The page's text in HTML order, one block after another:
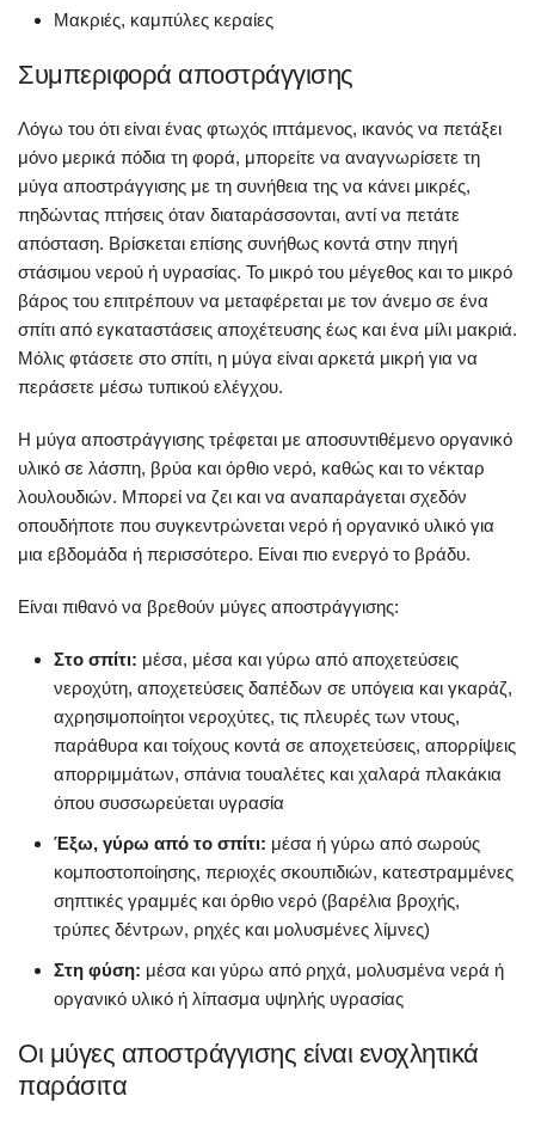
Μακριές, καμπύλες κεραίες
Συμπεριφορά αποστράγγισης
Λόγω του ότι είναι ένας φτωχός ιπτάμενος, ικανός να πετάξει
μόνο μερικά πόδια τη φορά, μπορείτε να αναγνωρίσετε τη
μύγα αποστράγγισης με τη συνήθεια της να κάνει μικρές,
πηδώντας πτήσεις όταν διαταράσσονται, αντί να πετάτε
απόσταση. Βρίσκεται επίσης συνήθως κοντά στην πηγή
στάσιμου νερού ή υγρασίας. Το μικρό του μέγεθος και το μικρό
βάρος του επιτρέπουν να μεταφέρεται με τον άνεμο σε ένα
σπίτι από εγκαταστάσεις αποχέτευσης έως και ένα μίλι μακριά.
Μόλις φτάσετε στο σπίτι, η μύγα είναι αρκετά μικρή για να
περάσετε μέσω τυπικού ελέγχου.
Η μύγα αποστράγγισης τρέφεται με αποσυντιθέμενο οργανικό
υλικό σε λάσπη, βρύα και όρθιο νερό, καθώς και το νέκταρ
λουλουδιών. Μπορεί να ζει και να αναπαράγεται σχεδόν
οπουδήποτε που συγκεντρώνεται νερό ή οργανικό υλικό για
μια εβδομάδα ή περισσότερο. Είναι πιο ενεργό το βράδυ.
Είναι πιθανό να βρεθούν μύγες αποστράγγισης:
Στο σπίτι: μέσα, μέσα και γύρω από αποχετεύσεις
νεροχύτη, αποχετεύσεις δαπέδων σε υπόγεια και γκαράζ,
αχρησιμοποίητοι νεροχύτες, τις πλευρές των ντους,
παράθυρα και τοίχους κοντά σε αποχετεύσεις, απορρίψεις
απορριμμάτων, σπάνια τουαλέτες και χαλαρά πλακάκια
όπου συσσωρεύεται υγρασία
Έξω, γύρω από το σπίτι: μέσα ή γύρω από σωρούς
κομποστοποίησης, περιοχές σκουπιδιών, κατεστραμμένες
σηπτικές γραμμές και όρθιο νερό (βαρέλια βροχής,
τρύπες δέντρων, ρηχές και μολυσμένες λίμνες)
Στη φύση: μέσα και γύρω από ρηχά, μολυσμένα νερά ή
οργανικό υλικό ή λίπασμα υψηλής υγρασίας
Οι μύγες αποστράγγισης είναι ενοχλητικά
παράσιτα